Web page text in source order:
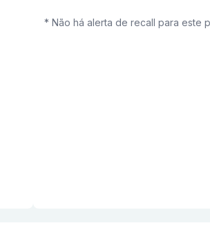
* Não há alerta de recall para este